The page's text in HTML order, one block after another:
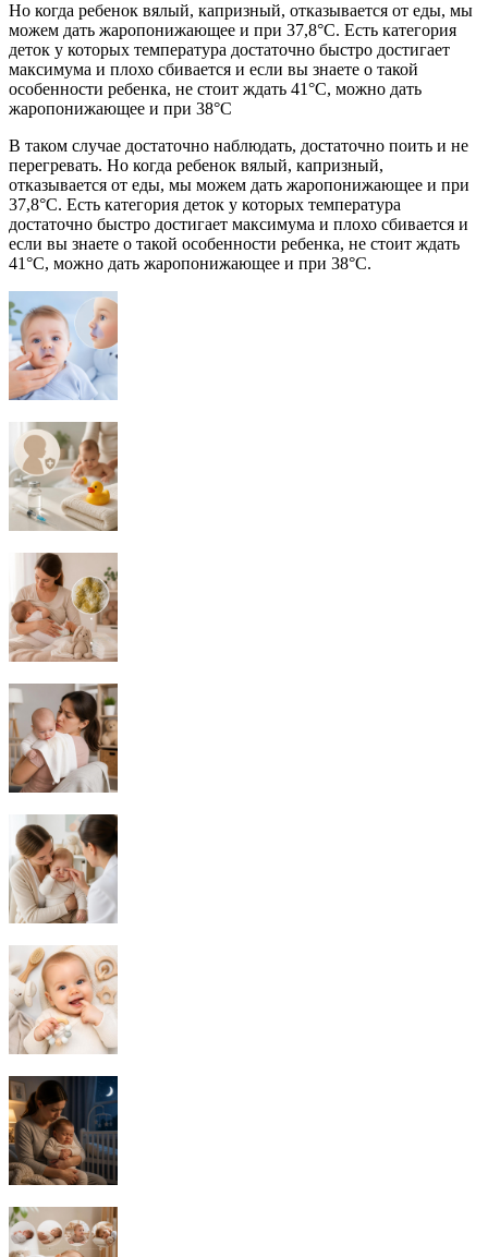
Но когда ребенок вялый, капризный, отказывается от еды, мы
можем дать жаропонижающее и при 37,8°C. Есть категория
деток у которых температура достаточно быстро достигает
максимума и плохо сбивается и если вы знаете о такой
особенности ребенка, не стоит ждать 41°C, можно дать
жаропонижающее и при 38°C
В таком случае достаточно наблюдать, достаточно поить и не
перегревать. Но когда ребенок вялый, капризный,
отказывается от еды, мы можем дать жаропонижающее и при
37,8°C. Есть категория деток у которых температура
достаточно быстро достигает максимума и плохо сбивается и
если вы знаете о такой особенности ребенка, не стоит ждать
41°C, можно дать жаропонижающее и при 38°C.